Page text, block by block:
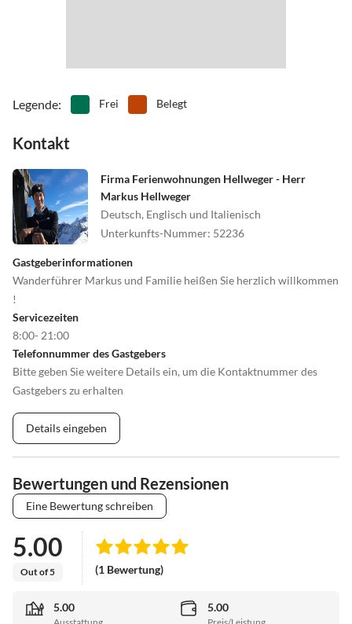
Legende: Frei Belegt
Kontakt
Firma Ferienwohnungen Hellweger - Herr
Markus Hellweger
Deutsch, Englisch und Italienisch
Unterkunfts-Nummer: 52236
Gastgeberinformationen
Wanderführer Markus und Familie heißen Sie herzlich willkommen
!
Servicezeiten
8:00- 21:00
Telefonnummer des Gastgebers
Bitte geben Sie weitere Details ein, um die Kontaktnummer des
Gastgebers zu erhalten
Details eingeben
Bewertungen und Rezensionen
Eine Bewertung schreiben
5.00
Out of 5 (1 Bewertung)
5.00 5.00